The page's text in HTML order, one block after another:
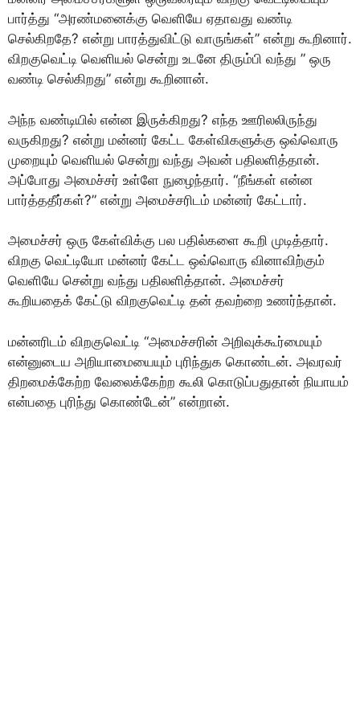
பார்த்து “அரண்மனைக்கு வெளியே ஏதாவது வண்டி
செல்கிறதே? என்று பாரத்துவிட்டு வாருங்கள்” என்று கூறினார்.
விறகுவெட்டி வெளியல் சென்று உடனே திரும்பி வந்து ” ஒரு
வண்டி செல்கிறது” என்று கூறினான்.
அந்ந வண்டியில் என்ன இருக்கிறது? எந்த ஊரிலலிருந்து
வருகிறது? என்று மன்னர் கேட்ட கேள்விகளுக்கு ஒவ்வொரு
முறையும் வெளியல் சென்று வந்து அவன் பதிலளித்தான்.
அப்போது அமைச்சர் உள்ளே நுழைந்தார். “நீங்கள் என்ன
பார்த்ததீர்கள்?” என்று அமைச்சரிடம் மன்னர் கேட்டார்.
அமைச்சர் ஒரு கேள்விக்கு பல பதில்களை கூறி முடித்தார்.
விறகு வெட்டியோ மன்னர் கேட்ட ஒவ்வொரு வினாவிற்கும்
வெளியே சென்று வந்து பதிலளித்தான். அமைச்சர்
கூறியதைக் கேட்டு விறகுவெட்டி தன் தவற்றை உணர்ந்தான்.
மன்னரிடம் விறகுவெட்டி “அமைச்சரின் அறிவுக்கூர்மையும்
என்னுடைய அறியாமையையும் புரிந்துக கொண்டன். அவரவர்
திறமைக்கேற்ற வேலைக்கேற்ற கூலி கொடுப்பதுதான் நியாயம்
என்பதை புரிந்து கொண்டேன்” என்றான்.